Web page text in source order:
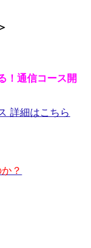
！通信コース開
詳細はこちら
？